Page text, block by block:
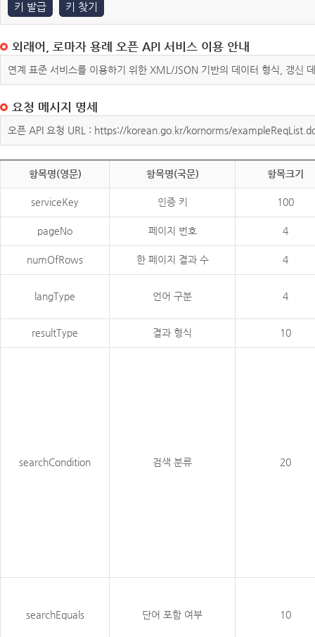
키 발급 키 찾기
외래어, 로마자 용례 오픈 API 서비스 이용 안내
연계 표준 서비스를 이용하기 위한 XML/JSON 기반의 데이터 형식, 갱신
요청 메시지 명세
오픈 API 요청 URL : https://korean.go.kr/kornorms/
항목명(영문) 항목명(국문) 항목크기
serviceKey 인증 키 100
pageNo 페이지 번호 4
numOfRows 한 페이지 결과 수 4
langType 언어 구분 4
resultType 결과 형식 10
searchCondition 검색 분류 20
searchEquals 단어 포함 여부 10